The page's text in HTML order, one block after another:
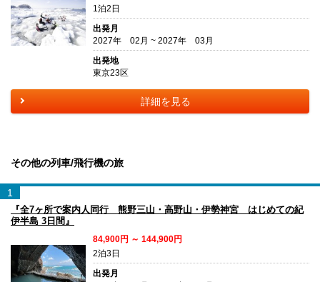
1泊2日
出発月
2027年 02月 ~ 2027年 03月
出発地
東京23区
詳細を見る
その他の列車/飛行機の旅
1
『全7ヶ所で案内人同行 熊野三山・高野山・伊勢神宮 はじめての紀
伊半島 3日間』
84,900円 ～ 144,900円
2泊3日
出発月